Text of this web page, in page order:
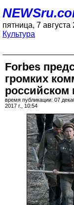
пятница, 7 августа
Культура
Forbes
громких
российском
время публикации: 07
2017 г., 10:54